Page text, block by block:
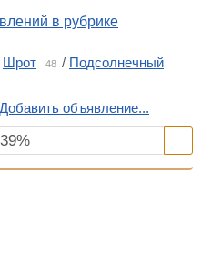
в рубрике
Шрот 48 / Подсолнечный
Добавить объявление...